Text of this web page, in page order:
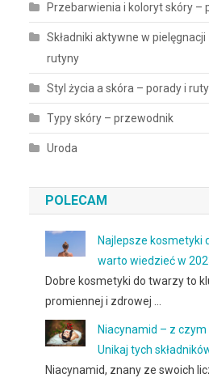
Przebarwienia i koloryt skóry –
Składniki aktywne w pielęgnacji
rutyny
Styl życia a skóra – porady i
Typy skóry – przewodnik
Uroda
POLECAM
Najlepsze kosmetyki
warto wiedzieć w
Dobre kosmetyki do twarzy to
promiennej i zdrowej …
Niacynamid – z czym
Unikaj tych
Niacynamid, znany ze swoich